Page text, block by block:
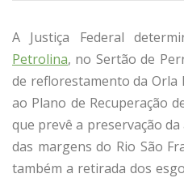
A Justiça Federal
Petrolina, no Sertão de
de reflorestamento da Orla
ao Plano de Recuperação
que prevê a preservação
das margens do Rio São
também a retirada dos